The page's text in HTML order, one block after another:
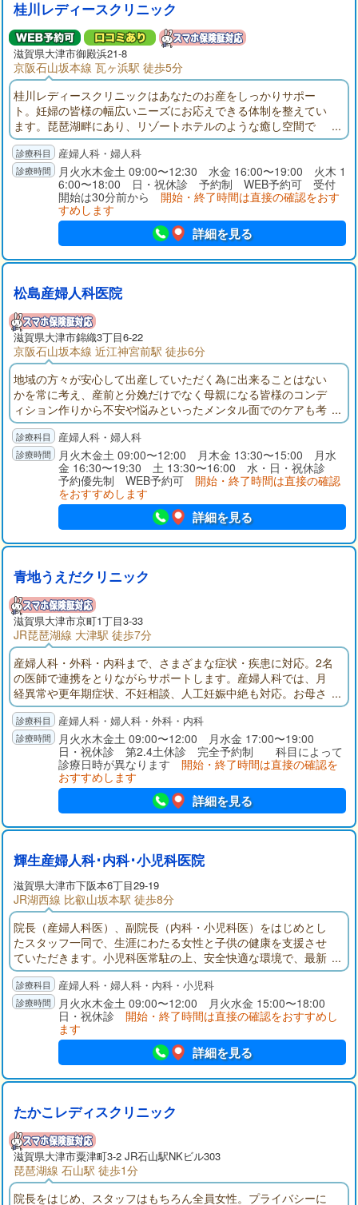
桂川レディースクリニック
滋賀県大津市御殿浜21-8
京阪石山坂本線 瓦ヶ浜駅 徒歩5分
桂川レディースクリニックはあなたのお産をしっかりサポー
ト。妊婦の皆様の幅広いニーズにお応えできる体制を整えてい
ます。琵琶湖畔にあり、リゾートホテルのような癒し空間で
す。産科のベテラン医師が２名常駐、緊急時対応も万全。婦人
科では女性の心身の変化や疾病に対応いたします。
産婦人科・婦人科
月火水木金土 09:00〜12:30 水金 16:00〜19:00 火木 1
6:00〜18:00 日・祝休診 予約制 WEB予約可 受付
開始は30分前から 開始・終了時間は直接の確認をおす
すめします
詳細を見る
松島産婦人科医院
滋賀県大津市錦織3丁目6-22
京阪石山坂本線 近江神宮前駅 徒歩6分
地域の方々が安心して出産していただく為に出来ることはない
かを常に考え、産前と分娩だけでなく母親になる皆様のコンデ
ィション作りから不安や悩みといったメンタル面でのケアも考
慮し、皆様のお産を全力でサポート致します。妊娠・出産・子
育て期間だけではなく、女性の一生を支える産婦人科を目指し
ております。
産婦人科・婦人科
月火木金土 09:00〜12:00 月木金 13:30〜15:00 月水
金 16:30〜19:30 土 13:30〜16:00 水・日・祝休診
予約優先制 WEB予約可 開始・終了時間は直接の確認
をおすすめします
詳細を見る
青地うえだクリニック
滋賀県大津市京町1丁目3-33
JR琵琶湖線 大津駅 徒歩7分
産婦人科・外科・内科まで、さまざまな症状・疾患に対応。2名
の医師で連携をとりながらサポートします。産婦人科では、月
経異常や更年期症状、不妊相談、人工妊娠中絶も対応。お母さ
まのサポートを幅広く行っております。内科では生活習慣病に
対し、内服治療や予防、健康増進の観点から、患者さまに寄り
添った治療をご提案します。
産婦人科・婦人科・外科・内科
月火水木金土 09:00〜12:00 月水金 17:00〜19:00
日・祝休診 第2.4土休診 完全予約制 科目によって
診療日時が異なります 開始・終了時間は直接の確認を
おすすめします
詳細を見る
輝生産婦人科･内科･小児科医院
滋賀県大津市下阪本6丁目29-19
JR湖西線 比叡山坂本駅 徒歩8分
院長（産婦人科医）、副院長（内科・小児科医）をはじめとし
たスタッフ一同で、生涯にわたる女性と子供の健康を支援させ
ていただきます。小児科医常駐の上、安全快適な環境で、最新
の医療設備と心優しいスタッフを揃え、良心的医療により「輝
く人生」を迎えることが目標です（分娩の取り扱いはしており
ません）。
産婦人科・婦人科・内科・小児科
月火水木金土 09:00〜12:00 月火水金 15:00〜18:00
日・祝休診 開始・終了時間は直接の確認をおすすめし
ます
詳細を見る
たかこレディスクリニック
滋賀県大津市粟津町3-2 JR石山駅NKビル303
琵琶湖線 石山駅 徒歩1分
院長をはじめ、スタッフはもちろん全員女性。プライバシーに